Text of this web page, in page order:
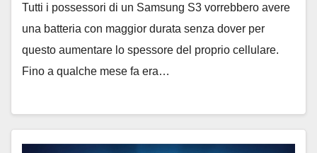
Tutti i possessori di un Samsung S3 vorrebbero avere
una batteria con maggior durata senza dover per
questo aumentare lo spessore del proprio cellulare.
Fino a qualche mese fa era…